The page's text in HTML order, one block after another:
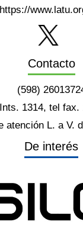
https://
Contacto
(598)
Ints. 1314, tel fax.
atención L. a V.
De interés